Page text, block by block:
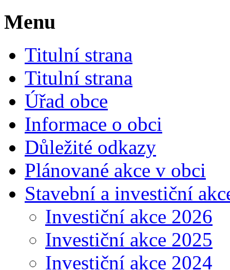
Menu
Titulní strana
Titulní strana
Úřad obce
Informace o obci
Důležité odkazy
Plánované akce v obci
Stavební a investiční
Investiční akce 2026
Investiční akce 2025
Investiční akce 2024